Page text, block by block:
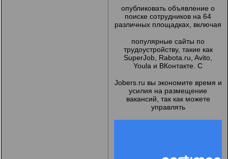
опубликовать объявление о
поиске сотрудников на 64
различных площадках, включая
популярные сайты по
трудоустройству, такие как
SuperJob, Rabota.ru, Avito,
Youla и ВКонтакте. С
Jobers.ru вы экономите время и
усилия на размещение
вакансий, так как можете
управлять